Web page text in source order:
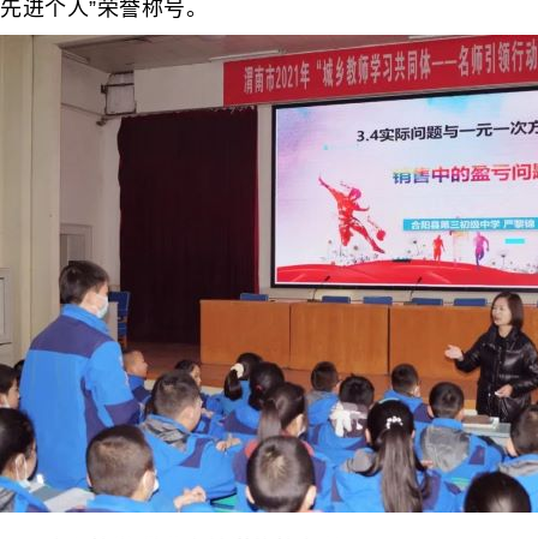
先进个人”荣誉称号。